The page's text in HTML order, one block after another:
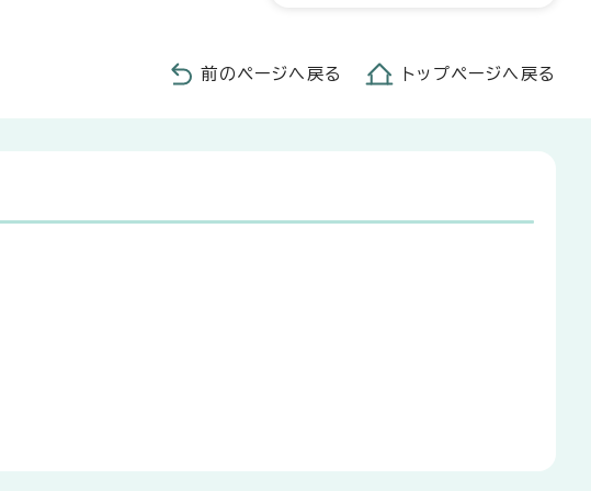
前のページへ戻る トップページへ戻る